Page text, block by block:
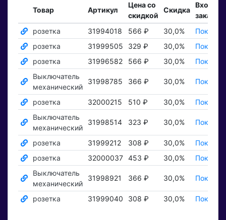
Товар Артикул
Цена со
скидкой
Скидка
заказы
розетка
31994018 566 ₽ 30,0%
розетка
31999505 329 ₽ 30,0%
розетка
31996582 566 ₽ 30,0%
Выключатель
механический
31998785 366 ₽ 30,0%
розетка 32000215 510 ₽ 30,0%
Выключатель
механический
31998514 323 ₽ 30,0%
розетка 31999212 308 ₽ 30,0%
розетка
32000037 453 ₽ 30,0%
Выключатель
механический
31998921 366 ₽ 30,0%
розетка 31999040 308 ₽ 30,0%